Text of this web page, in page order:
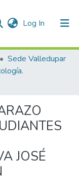
Log In (current)
Sede Valledupar
JOSÉ